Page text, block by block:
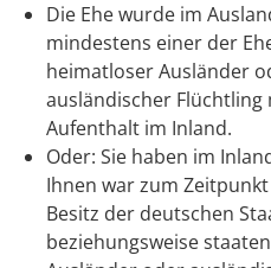
Die Ehe wurde im
mindestens einer der
heimatloser Ausländer
ausländischer
Aufenthalt im Inland.
Oder: Sie haben im
Ihnen war zum
Besitz der deutschen
beziehungsweise